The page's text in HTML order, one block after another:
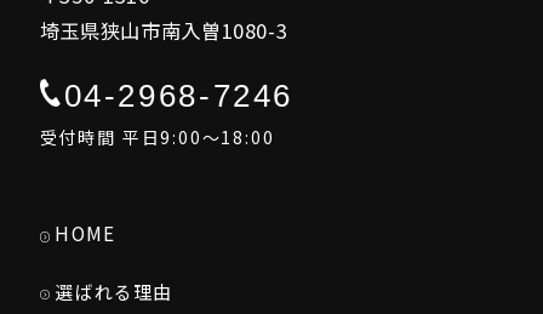
埼玉県狭山市南入曽1080-3
04-2968-7246
受付時間 平日9:00～18:00
HOME
選ばれる理由